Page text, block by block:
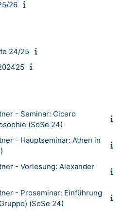
26
24/25
- Seminar: Cicero
(SoSe 24)
- Hauptseminar: Athen in
- Vorlesung: Alexander
- Proseminar: Einführung
(SoSe 24)